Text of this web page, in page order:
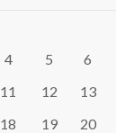
4 5 6
11 12 13
18 19 20